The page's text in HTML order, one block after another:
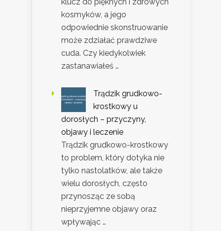
klucz do pięknych i zdrowych
kosmyków, a jego
odpowiednie skonstruowanie
może zdziałać prawdziwe
cuda. Czy kiedykolwiek
zastanawiałeś …
Trądzik grudkowo-
krostkowy u
dorosłych – przyczyny,
objawy i leczenie
Trądzik grudkowo-krostkowy
to problem, który dotyka nie
tylko nastolatków, ale także
wielu dorosłych, często
przynosząc ze sobą
nieprzyjemne objawy oraz
wpływając …